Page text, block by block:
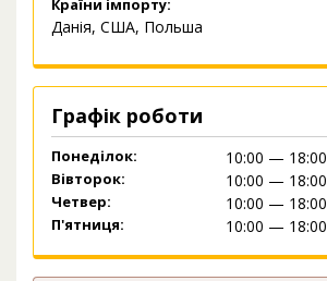
Країни імпорту:
Данія, США, Польша
Графік роботи
Понеділок: 10:00 — 18:00
Вівторок: 10:00 — 18:00
Четвер: 10:00 — 18:00
П'ятниця: 10:00 — 18:00